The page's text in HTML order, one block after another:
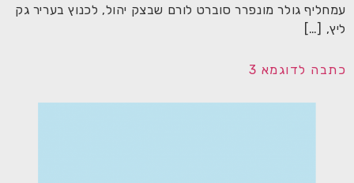
עמחליף גולר מונפרר סוברט לורם שבצק יהול, לכנוץ בעריר גק
ליץ, […]
כתבה לדוגמא 3